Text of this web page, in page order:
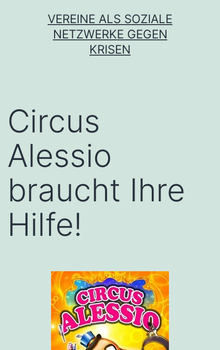
VEREINE ALS SOZIALE
NETZWERKE GEGEN
KRISEN
Circus
Alessio
braucht Ihre
Hilfe!